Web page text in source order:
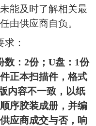
能及时了解相关最
由供应商自负。
：
数：2份；U盘：1份
正本扫描件，格式
内容不一致，以纸
序胶装成册，并编
应商成交与否，响